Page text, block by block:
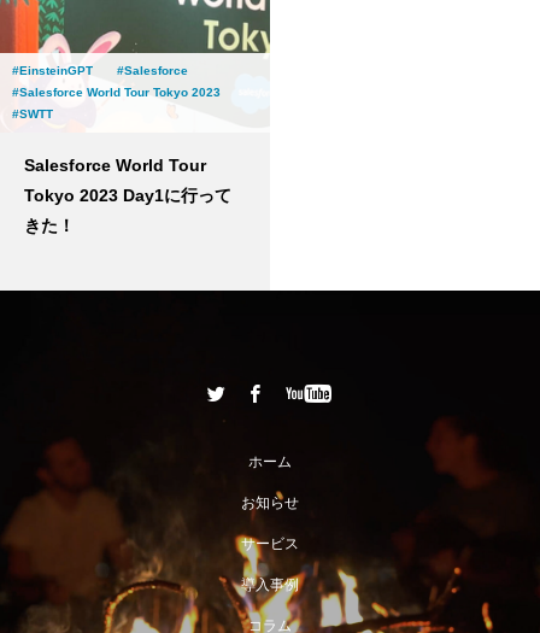
EinsteinGPT
Salesforce
Salesforce World Tour Tokyo 2023
SWTT
Salesforce World Tour
Tokyo 2023 Day1に行って
きた！
ホーム
お知らせ
サービス
導入事例
コラム